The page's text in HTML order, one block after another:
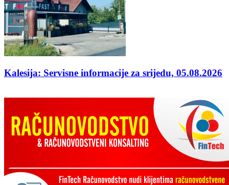
Kalesija: Servisne informacije za srijedu, 05.08.2026